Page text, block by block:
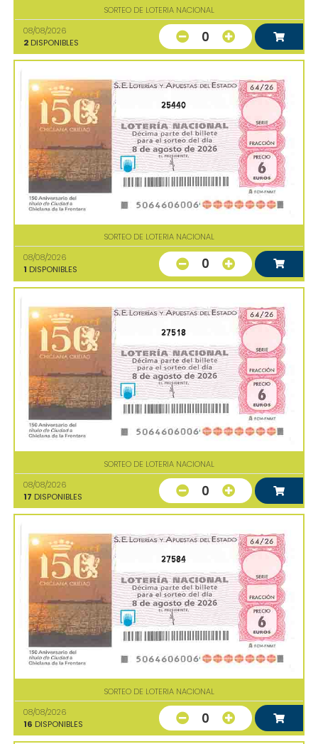
SORTEO DE LOTERIA NACIONAL
08/08/2026
2 DISPONIBLES 0
25440
SORTEO DE LOTERIA NACIONAL
08/08/2026
1 DISPONIBLES 0
27518
SORTEO DE LOTERIA NACIONAL
08/08/2026
17 DISPONIBLES 0
27584
SORTEO DE LOTERIA NACIONAL
08/08/2026
16 DISPONIBLES 0